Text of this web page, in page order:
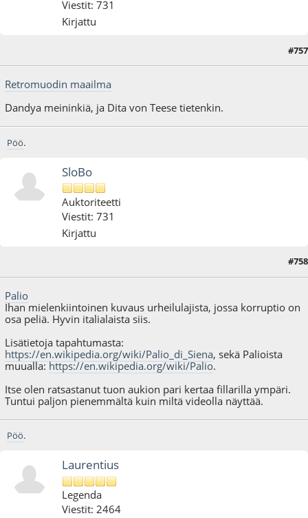
Viestit: 731
Kirjattu
#757
Retromuodin maailma
Dandya meininkiä, ja Dita von Teese tietenkin.
Pöö.
SloBo
Auktoriteetti
Viestit: 731
Kirjattu
#758
Palio
Ihan mielenkiintoinen kuvaus urheilulajista, jossa korruptio on
osa peliä. Hyvin italialaista siis.
Lisätietoja tapahtumasta:
https://en.wikipedia.org/wiki/Palio_di_Siena, sekä Palioista
muualla:https://en.wikipedia.org/wiki/Palio.
Itse olen ratsastanut tuon aukion pari kertaa fillarilla ympäri.
Tuntui paljon pienemmältä kuin miltä videolla näyttää.
Pöö.
Laurentius
Legenda
Viestit: 2464